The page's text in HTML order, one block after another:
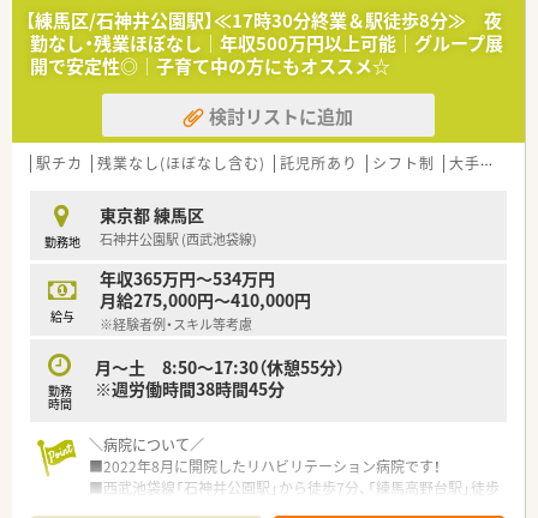
≪病院特徴≫
・大規模な医療法人グループが母体の為、基盤の安定も魅力のひ
とつ。
・基本的には異動はありませんが引っ越しを伴うことがあって
も、引っ越し先近隣に施設/病院があれば転属ご相談も可能！
・近隣の他系列病院と合同勉強会を行うなど、様々な方との交流
を経て、
【練馬区/石神井公園駅】≪17時30分終業＆駅徒歩8分≫ 夜
勤なし・残業ほぼなし│年収500万円以上可能│グループ展
開で安定性◎│子育て中の方にもオススメ☆
検討リストに追加
駅チカ 残業なし(ほぼなし含む) 託児所あり シフト制 大手チェーン以外
勤務地
東京都 練馬区
石神井公園駅 (西武池袋線)
給与
年収365万円～534万円
月給275,000円～410,000円
※経験者例・スキル等考慮
勤務
時間
月～土 8:50～17:30（休憩55分）
※週労働時間38時間45分
＼病院について／
■2022年8月に開院したリハビリテーション病院です！
■西武池袋線「石神井公園駅」から徒歩7分、「練馬高野台駅」徒歩